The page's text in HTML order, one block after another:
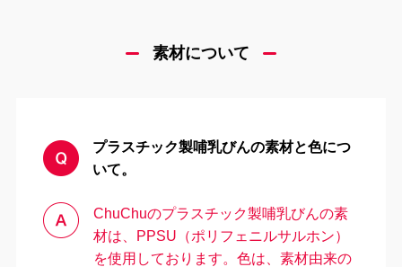
よくあるご質問
お問い合わせ
素材について
プラスチック製哺乳びんの素材と色につ
いて。
ChuChuのプラスチック製哺乳びんの素
材は、PPSU（ポリフェニルサルホン）
を使用しております。色は、素材由来の